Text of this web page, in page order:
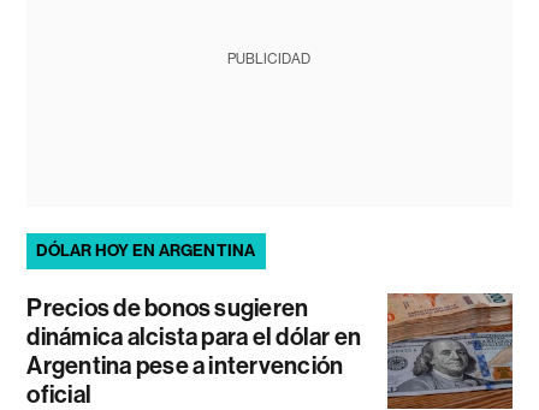
PUBLICIDAD
DÓLAR HOY EN ARGENTINA
Precios de bonos sugieren
dinámica alcista para el dólar en
Argentina pese a intervención
oficial